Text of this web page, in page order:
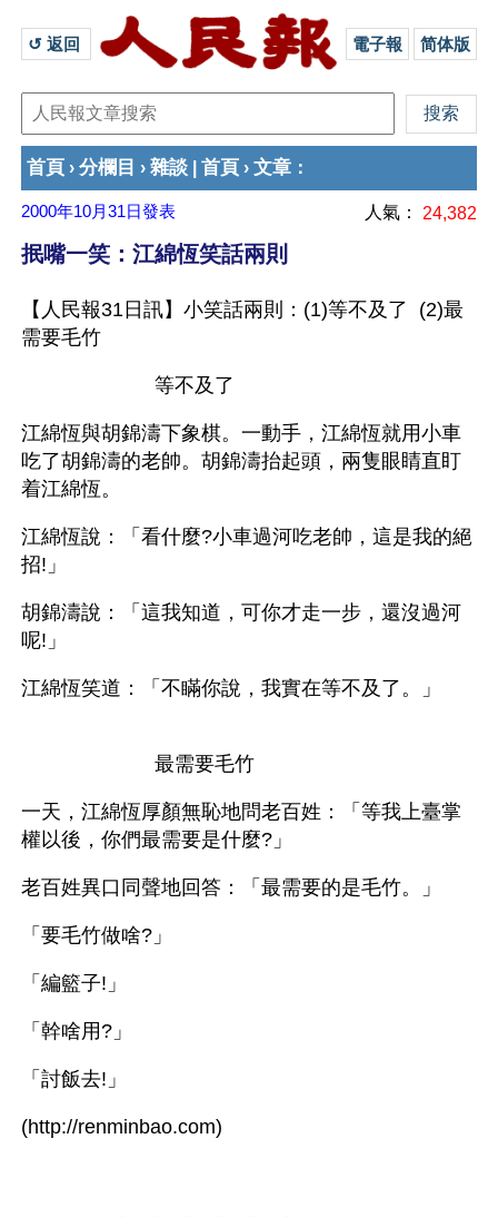
↺ 返回 電子報 简体版
首頁 › 分欄目 › 雜談 首頁 › 文章 ：
2000年10月31日發表 人氣： 24,382
抿嘴一笑：江綿恆笑話兩則
【人民報31日訊】小笑話兩則：(1)等不及了  (2)最
需要毛竹
                        等不及了
江綿恆與胡錦濤下象棋。一動手，江綿恆就用小車
吃了胡錦濤的老帥。胡錦濤抬起頭，兩隻眼睛直盯
着江綿恆。
江綿恆說：「看什麼?小車過河吃老帥，這是我的絕
招!」
胡錦濤說：「這我知道，可你才走一步，還沒過河
呢!」
江綿恆笑道：「不瞞你說，我實在等不及了。」
                        最需要毛竹
一天，江綿恆厚顏無恥地問老百姓：「等我上臺掌
權以後，你們最需要是什麼?」
老百姓異口同聲地回答：「最需要的是毛竹。」
「要毛竹做啥?」
「編籃子!」
「幹啥用?」
「討飯去!」